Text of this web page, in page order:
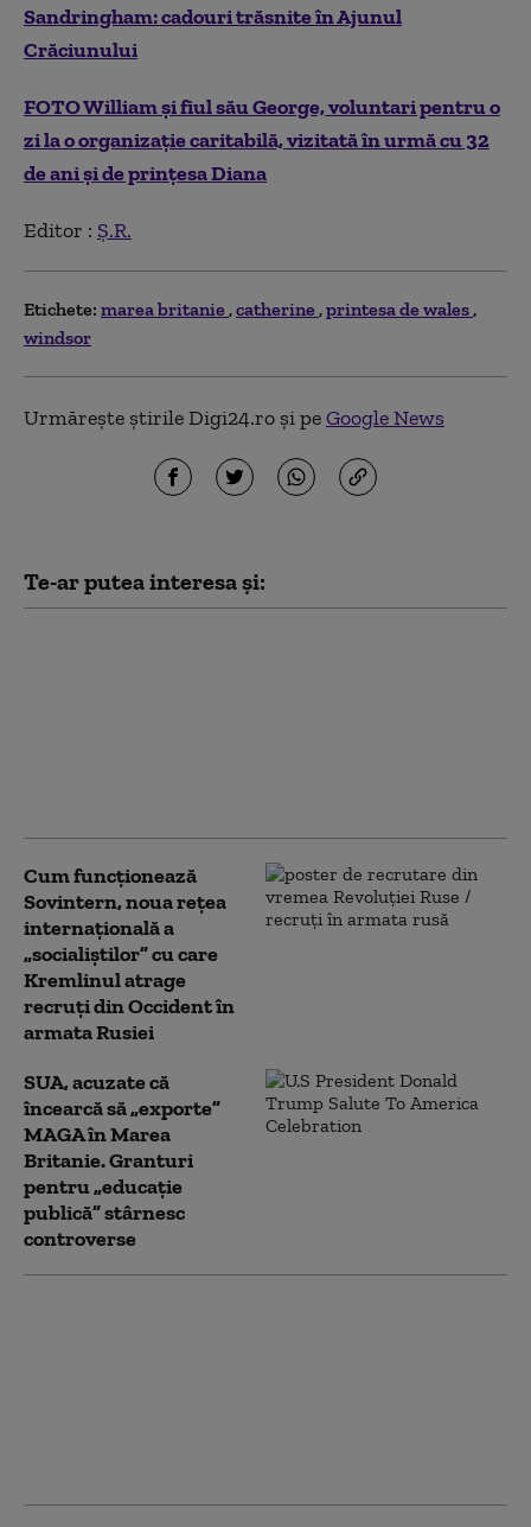
Sandringham: cadouri trăsnite în Ajunul
Crăciunului
FOTO William şi fiul său George, voluntari pentru o
zi la o organizaţie caritabilă, vizitată în urmă cu 32
de ani și de prinţesa Diana
Editor : Ș.R.
Etichete: marea britanie catherine printesa de wales
windsor
Urmărește știrile Digi24.ro și peGoogle News
Te-ar putea interesa și:
Cum funcționează
Sovintern, noua rețea
internațională a
„socialiștilor” cu care
Kremlinul atrage
recruți din Occident în
armata Rusiei
SUA, acuzate că
încearcă să „exporte”
MAGA în Marea
Britanie. Granturi
pentru „educație
publică” stârnesc
controverse